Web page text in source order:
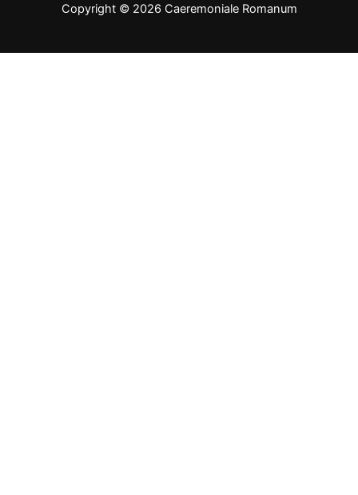
Copyright © 2026 Caeremoniale Romanum